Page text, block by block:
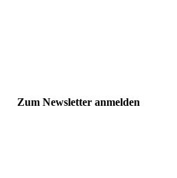
Zum Newsletter anmelden